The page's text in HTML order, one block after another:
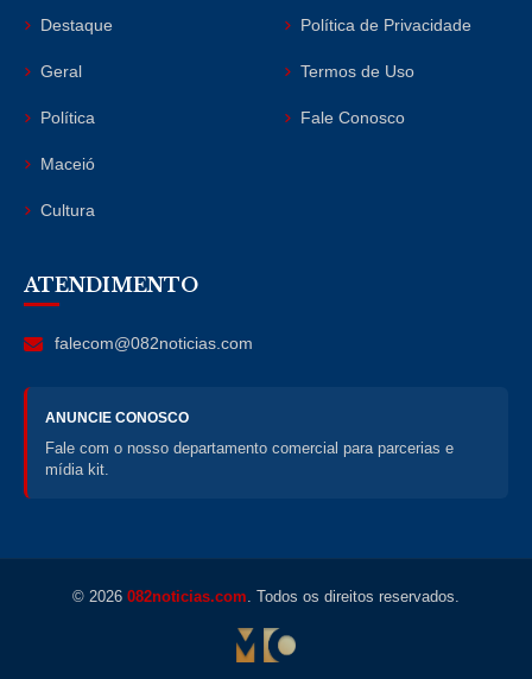
Destaque
Geral
Política
Maceió
Cultura
Política de Privacidade
Termos de Uso
Fale Conosco
ATENDIMENTO
falecom@082noticias.com
ANUNCIE CONOSCO
Fale com o nosso departamento comercial para parcerias e
mídia kit.
© 2026 082noticias.com. Todos os direitos reservados.